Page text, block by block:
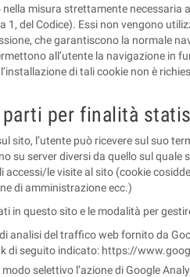
misura strettamente necessaria
1, del Codice). Essi non vengono
che garantiscono la normale
all’utente la navigazione in
di tali cookie non è
parti per finalità
sito, l’utente può ricevere sul suo
su server diversi da quello sul
le visite al sito (cookie
di amministrazione ecc.)
in questo sito e le modalità per
analisi del traffico web fornito da
di seguito indicato: https://
modo selettivo l’azione di Google